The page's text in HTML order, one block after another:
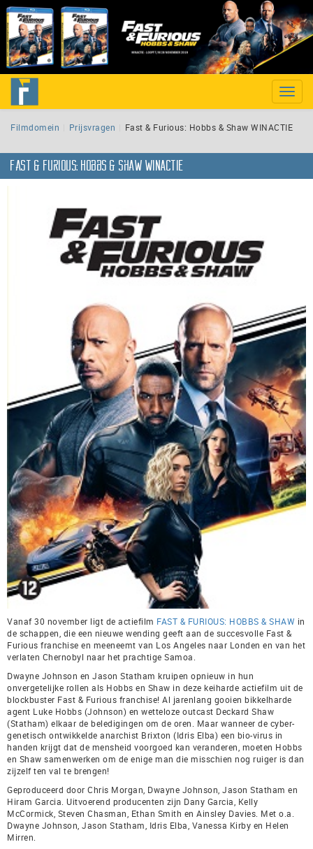
Toggle
Filmdomein Prijsvragen Fast & Furious: Hobbs & Shaw WINACTIE
Fast & Furious: Hobbs & Shaw WINACTIE
Vanaf 30 november ligt de actiefilm FAST & FURIOUS: HOBBS & SHAW in
de schappen, die een nieuwe wending geeft aan de succesvolle Fast &
Furious franchise en meeneemt van Los Angeles naar Londen en van het
verlaten Chernobyl naar het prachtige Samoa.
Dwayne Johnson en Jason Statham kruipen opnieuw in hun
onvergetelijke rollen als Hobbs en Shaw in deze keiharde actiefilm uit de
blockbuster Fast & Furious franchise! Al jarenlang gooien bikkelharde
agent Luke Hobbs (Johnson) en wetteloze outcast Deckard Shaw
(Statham) elkaar de beledigingen om de oren. Maar wanneer de cyber-
genetisch ontwikkelde anarchist Brixton (Idris Elba) een bio-virus in
handen krijgt dat de mensheid voorgoed kan veranderen, moeten Hobbs
en Shaw samenwerken om de enige man die misschien nog ruiger is dan
zijzelf ten val te brengen!
Geproduceerd door Chris Morgan, Dwayne Johnson, Jason Statham en
Hiram Garcia. Uitvoerend producenten zijn Dany Garcia, Kelly
McCormick, Steven Chasman, Ethan Smith en Ainsley Davies. Met o.a.
Dwayne Johnson, Jason Statham, Idris Elba, Vanessa Kirby en Helen
Mirren.